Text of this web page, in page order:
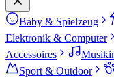
Baby & Spielzeug
Elektronik & Computer
Accessoires
Sport & Outdoor